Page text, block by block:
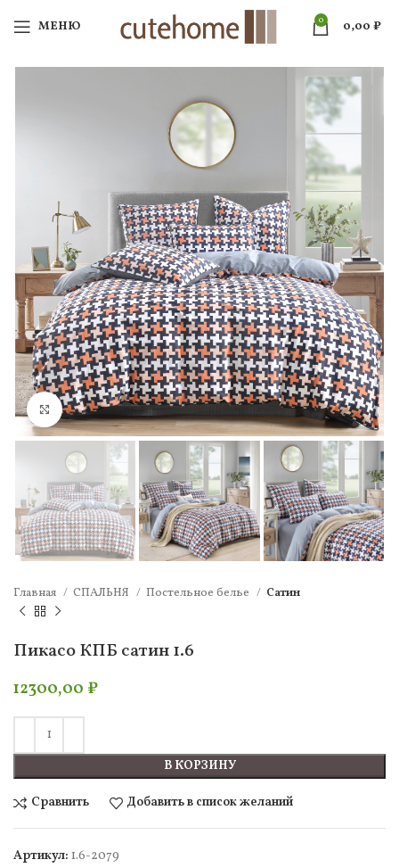
МЕНЮ 0 0,00 ₽
Нажмите, чтобы увеличить
Главная СПАЛЬНЯ Постельное белье Сатин
Пикасо КПБ сатин 1.6
12300,00 ₽
В КОРЗИНУ
Сравнить Добавить в список желаний
Артикул: 1.6-2079